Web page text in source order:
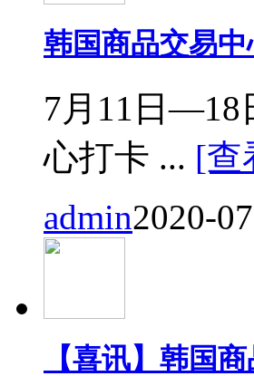
韩国商品交易
7月11日—18
心打卡 ... [查
admin2020-
【喜讯】韩国